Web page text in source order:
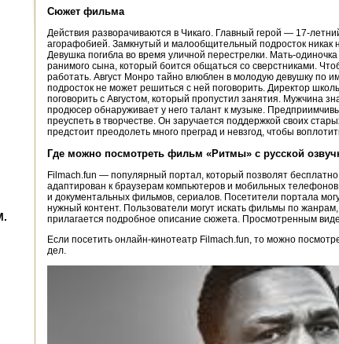
Сюжет фильма
Действия разворачиваются в Чикаго. Главный герой — 17-
агорафобией. Замкнутый и малообщительный подросток никак
Девушка погибла во время уличной перестрелки. Мать-
ранимого сына, который боится общаться со сверстниками.
работать. Август Монро тайно влюблен в молодую девушку по
подросток не может решиться с ней поговорить. Директор
поговорить с Августом, который пропустил занятия. Мужчина
продюсер обнаруживает у него талант к музыке.
преуспеть в творчестве. Он заручается поддержкой своих
предстоит преодолеть много преград и невзгод, чтобы
Где можно посмотреть фильм «Ритмы» с русской
Filmach.fun — популярный портал, который позволят бесплатно
адаптирован к браузерам компьютеров и мобильных
и документальных фильмов, сериалов. Посетители портала
нужный контент. Пользователи могут искать фильмы по
прилагается подробное описание сюжета. Просмотренным
Если посетить онлайн-кинотеатр Filmach.fun, то можно
дел.